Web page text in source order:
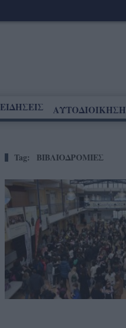
ΕΙΔΗΣΕΙΣ ΑΥΤΟΔΙΟΙΚΗΣΗ
Tag: ΒΙΒΛΙΟΔΡΟΜΙΕΣ